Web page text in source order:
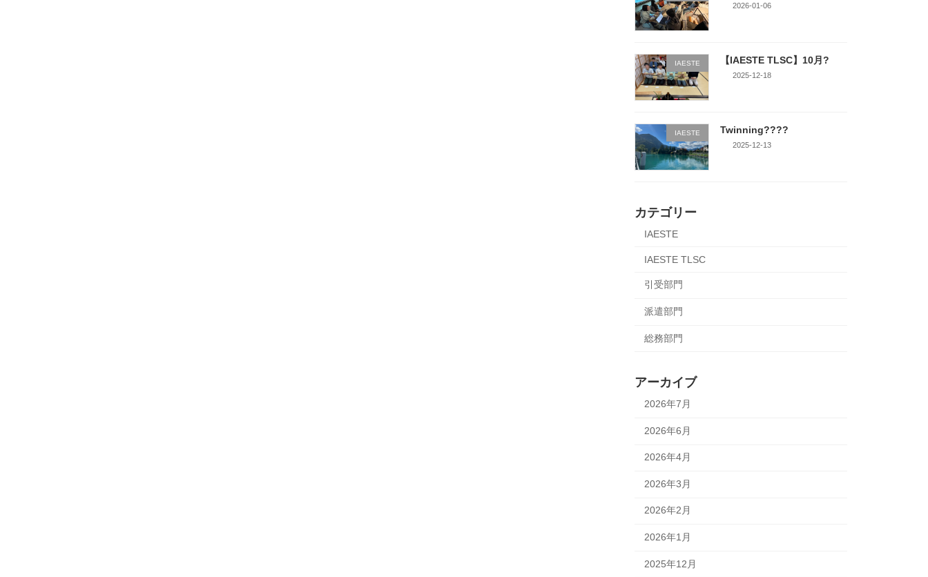
2026-01-06
IAESTE 【IAESTE TLSC】10月?
2025-12-18
IAESTE Twinning????
2025-12-13
カテゴリー
IAESTE
IAESTE TLSC
引受部門
派遣部門
総務部門
アーカイブ
2026年7月
2026年6月
2026年4月
2026年3月
2026年2月
2026年1月
2025年12月